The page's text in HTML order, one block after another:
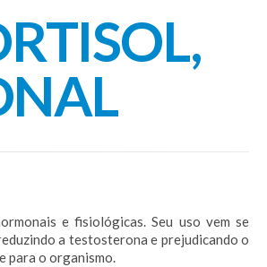
e fisiológicas. Seu uso vem se
a testosterona e prejudicando o
para o organismo.